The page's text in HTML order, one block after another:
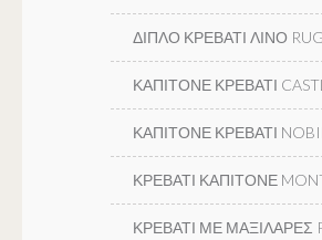
ΔΙΠΛΟ ΚΡΕΒΑΤΙ ΛΙΝΟ
ΚΑΠΙΤΟΝΕ ΚΡΕΒΑΤΙ
ΚΑΠΙΤΟΝΕ ΚΡΕΒΑΤΙ
ΚΡΕΒΑΤΙ ΚΑΠΙΤΟΝΕ
ΚΡΕΒΑΤΙ ΜΕ ΜΑΞΙΛΑΡΕΣ